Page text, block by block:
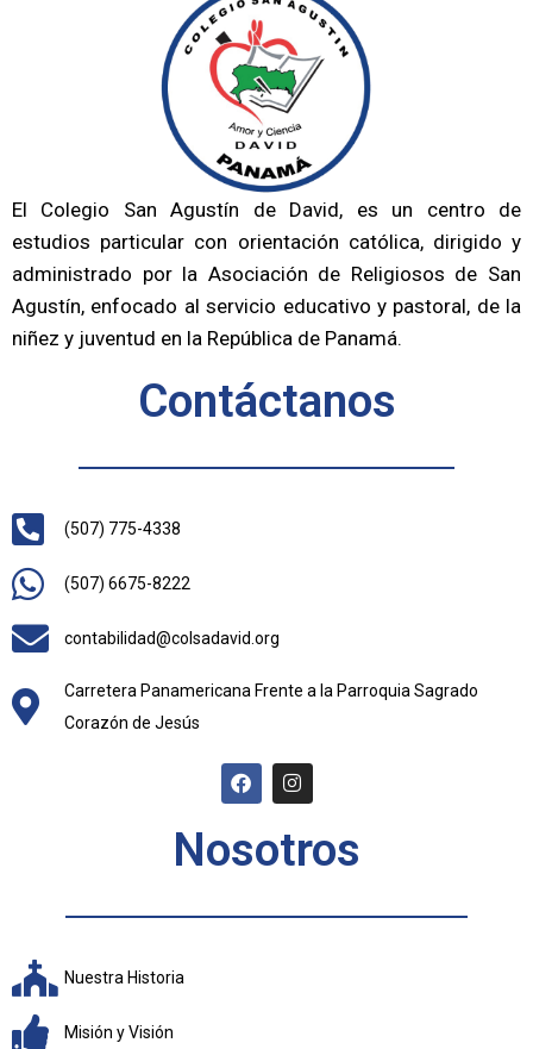
El Colegio San Agustín de David, es un centro de
estudios particular con orientación católica, dirigido y
administrado por la Asociación de Religiosos de San
Agustín, enfocado al servicio educativo y pastoral, de la
niñez y juventud en la República de Panamá.
Contáctanos
(507) 775-4338
(507) 6675-8222
contabilidad@colsadavid.org
Carretera Panamericana Frente a la Parroquia Sagrado
Corazón de Jesús
Nosotros
Nuestra Historia
Misión y Visión